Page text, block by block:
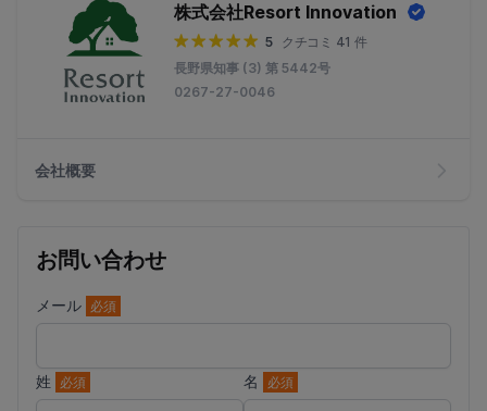
株式会社Resort Innovation
5
クチコミ 41 件
長野県知事 (3) 第 5442号
0267-27-0046
会社概要
お問い合わせ
メール 必須
姓 必須 名 必須